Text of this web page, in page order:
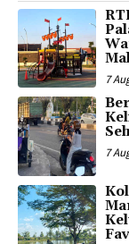
7
7